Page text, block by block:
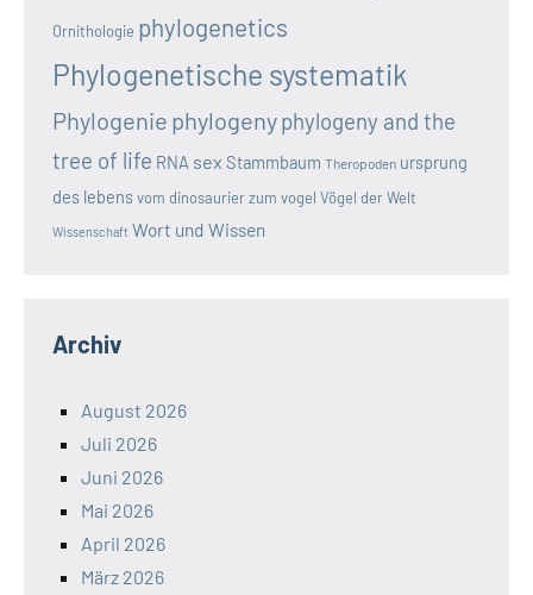
Ornithologie phylogenetics
Phylogenetische systematik
Phylogenie phylogenyphylogeny and the
tree of life RNA sex Stammbaum Theropoden ursprung
des lebensvom dinosaurier zum vogel Vögel der Welt
Wissenschaft Wort und Wissen
Archiv
August 2026
Juli 2026
Juni 2026
Mai 2026
April 2026
März 2026